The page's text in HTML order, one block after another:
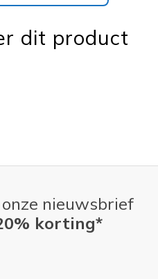
dit product
nieuwsbrief
korting*